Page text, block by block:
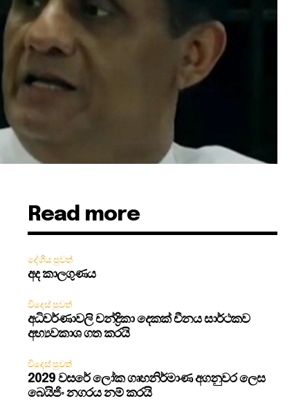
Read more
දේශීය පුවත්
අද කාලගුණය
විදෙස් පුවත්
අධිවර්ණාවලි චන්ද්‍රිකා දෙකක් චීනය සාර්ථකව
අභ්‍යවකාශ ගත කරයි
විදෙස් පුවත්
2029 වසරේ ලෝක ගෘහනිර්මාණ අගනුවර ලෙස
බෙයිජිං නගරය නම් කරයි